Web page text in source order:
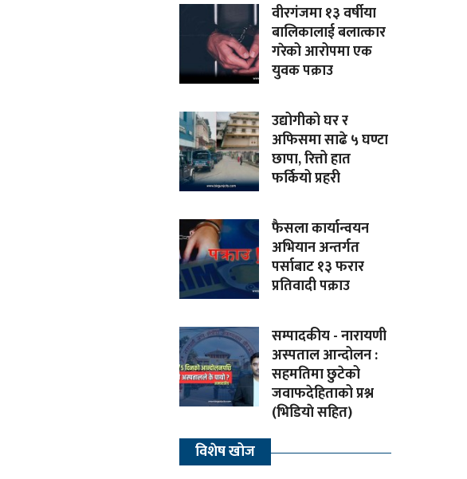
वीरगंजमा १३ वर्षीया
बालिकालाई बलात्कार
गरेको आरोपमा एक
युवक पक्राउ
उद्योगीको घर र
अफिसमा साढे ५ घण्टा
छापा, रित्तो हात
फर्कियो प्रहरी
फैसला कार्यान्वयन
अभियान अन्तर्गत
पर्साबाट १३ फरार
प्रतिवादी पक्राउ
सम्पादकीय - नारायणी
अस्पताल आन्दोलन :
सहमतिमा छुटेको
जवाफदेहिताको प्रश्न
(भिडियाे सहित)
विशेष खोज